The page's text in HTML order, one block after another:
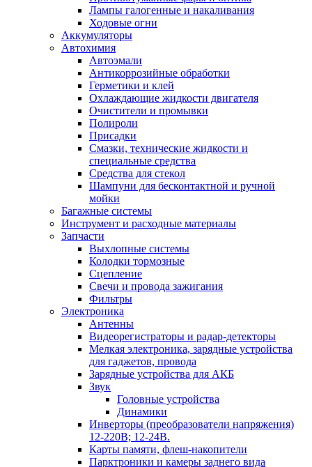
Лампы галогенные и накаливания
Ходовые огни
Аккумуляторы
Автохимия
Автоэмали
Антикоррозийные обработки
Герметики и клей
Охлаждающие жидкости двигателя
Очистители и промывки
Полироли
Присадки
Смазки, технические жидкости и
специальные средства
Средства для стекол
Шампуни для бесконтактной и ручной
мойки
Багажные системы
Инструмент и расходные материалы
Запчасти
Выхлопные системы
Колодки тормозные
Сцепление
Свечи и провода зажигания
Фильтры
Электроника
Антенны
Видеорегистраторы и радар-детекторы
Мелкая электроника, зарядные устройства
для гаджетов, провода
Зарядные устройства для АКБ
Звук
Головные устройства
Динамики
Инверторы (преобразователи напряжения)
12-220В; 12-24В.
Карты памяти, флеш-накопители
Парктроники и камеры заднего вида